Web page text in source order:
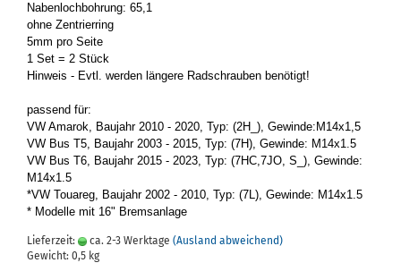
Na­ben­loch­boh­rung: 65,1
ohne Zen­trier­ring
5mm pro Seite
1 Set = 2 Stück
Hin­weis - Evtl. wer­den län­ge­re Rad­schrau­ben be­nö­tigt!
pas­send für:
VW Ama­rok, Bau­jahr 2010 - 2020, Typ: (2H_), Ge­win­de:M14x1,5
VW Bus T5, Bau­jahr 2003 - 2015, Typ: (7H), Ge­win­de: M14x1.5
VW Bus T6, Bau­jahr 2015 - 2023, Typ: (7HC,7JO, S_), Ge­win­de:
M14x1.5
*VW Tou­a­reg, Bau­jahr 2002 - 2010, Typ: (7L), Ge­win­de: M14x1.5
* Mo­del­le mit 16" Brems­an­la­ge
Lieferzeit: ca. 2-3 Werktage (Ausland abweichend)
Gewicht: 0,5 kg